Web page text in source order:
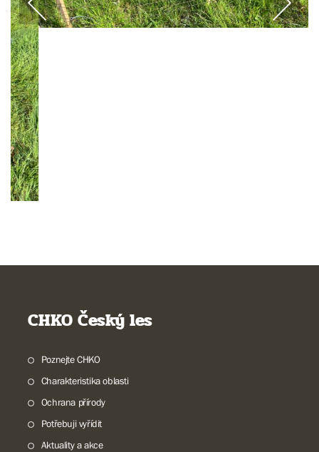
CHKO Český les
Poznejte CHKO
Charakteristika oblasti
Ochrana přírody
Potřebuji vyřídit
Aktuality a akce